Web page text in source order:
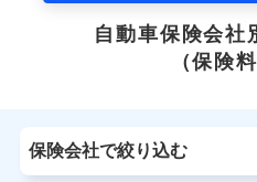
自動車保険会社
（保険
保険会社で絞り込む